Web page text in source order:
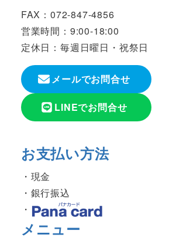
FAX：072-847-4856
営業時間：9:00-18:00
定休日：毎週日曜日・祝祭日
メールでお問合せ
LINEでお問合せ
お支払い方法
現金
銀行振込
メニュー